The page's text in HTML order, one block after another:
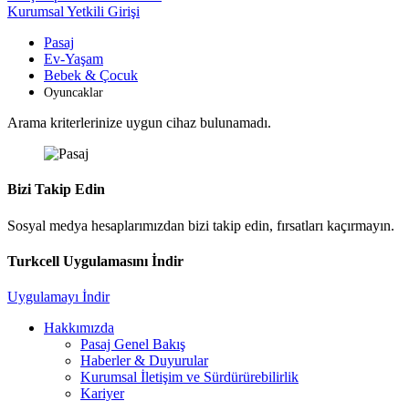
Kurumsal Yetkili Girişi
Pasaj
Ev-Yaşam
Bebek & Çocuk
Oyuncaklar
Arama kriterlerinize uygun cihaz bulunamadı.
Bizi Takip Edin
Sosyal medya hesaplarımızdan bizi takip edin, fırsatları kaçırmayın.
Turkcell Uygulamasını İndir
Uygulamayı İndir
Hakkımızda
Pasaj Genel Bakış
Haberler & Duyurular
Kurumsal İletişim ve Sürdürürebilirlik
Kariyer